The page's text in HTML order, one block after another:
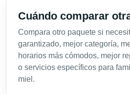
Cuándo comparar
Compara otro paquete si
garantizado, mejor categoría,
horarios más cómodos, mejor
o servicios específicos para
miel.